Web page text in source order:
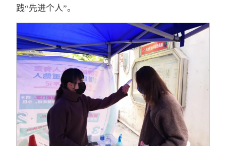
践“先进个人”。